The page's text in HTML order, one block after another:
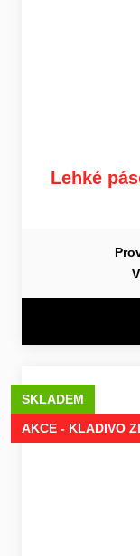
Lehké
SKLADEM
AKCE - KLADIVO